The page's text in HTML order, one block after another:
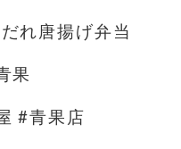
だれ唐揚げ弁当
果
#青果店